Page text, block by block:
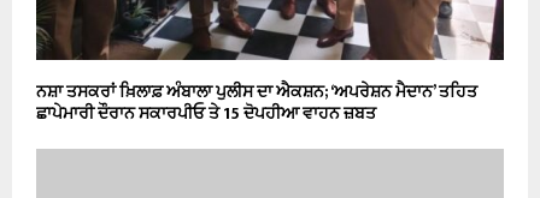
ਨਸ਼ਾ ਤਸਕਰਾਂ ਖ਼ਿਲਾਫ਼ ਅੰਬਾਲਾ ਪੁਲੀਸ ਦਾ ਐਕਸ਼ਨ; ‘ਅਪਰੇਸ਼ਨ ਮੈਦਾਨ’ ਤਹਿਤ
ਛਾਪੇਮਾਰੀ ਦੌਰਾਨ ਸਕਾਰਪੀਓ ਤੇ 15 ਦੋਪਹੀਆ ਵਾਹਨ ਜ਼ਬਤ